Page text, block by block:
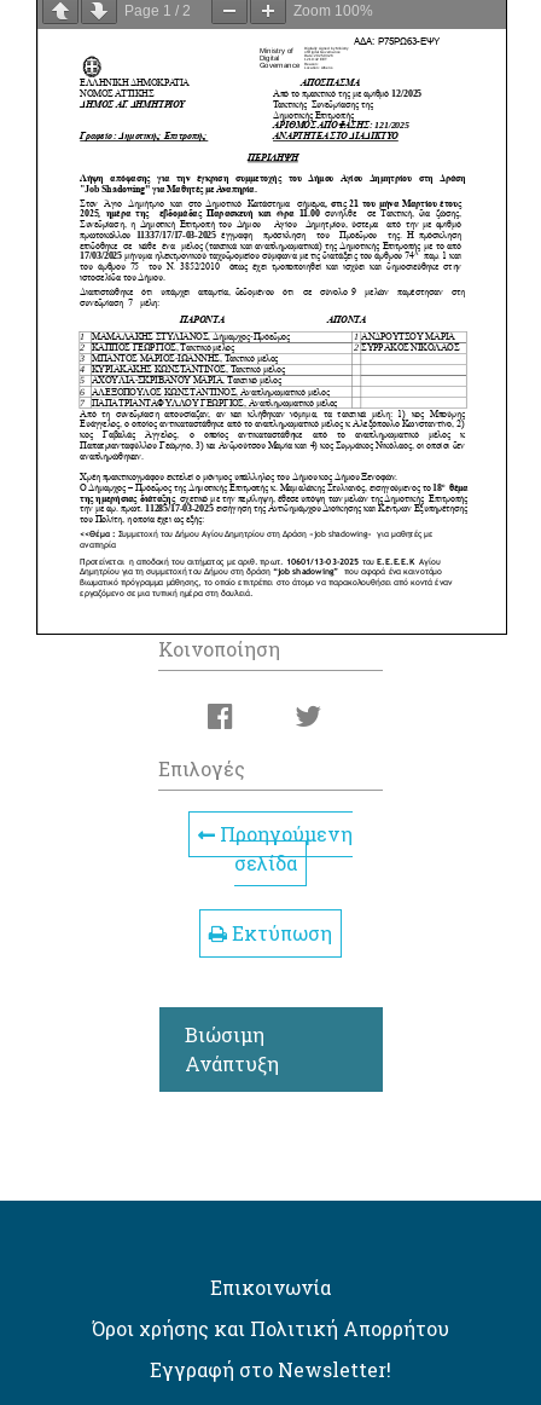
Page 1 / 2 Zoom 100%
Κοινοποίηση
Επιλογές
Προηγούμενη
σελίδα
Εκτύπωση
Βιώσιμη
Ανάπτυξη
Επικοινωνία
Όροι χρήσης και Πολιτική Απορρήτου
Εγγραφή στο Newsletter!